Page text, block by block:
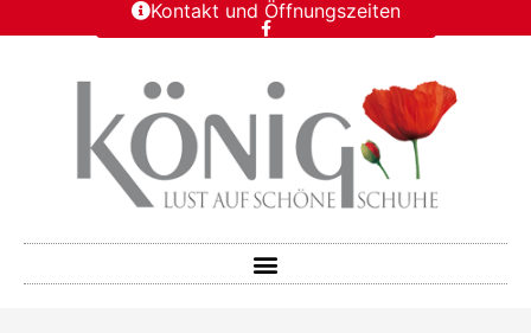
Kontakt und Öffnungszeiten